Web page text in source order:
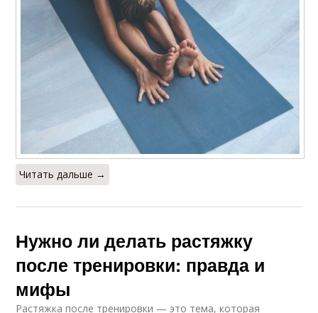
Читать дальше →
Нужно ли делать растяжку
после тренировки: правда и
мифы
Растяжка после тренировки — это тема, которая